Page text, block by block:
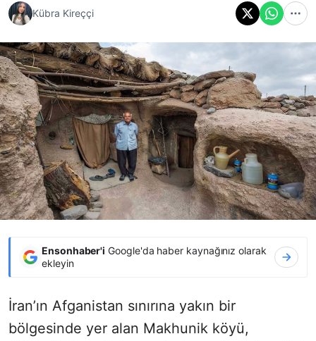
Kübra Kireççi
Ensonhaber'i Google'da haber kaynağınız olarak
ekleyin
İran’ın Afganistan sınırına yakın bir
bölgesinde yer alan Makhunik köyü,